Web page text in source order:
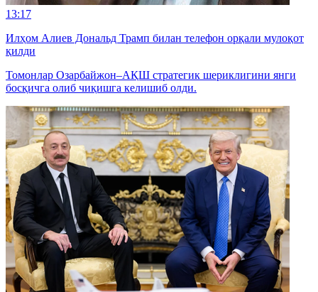
13:17
Илҳом Алиев Дональд Трамп билан телефон орқали мулоқот
қилди
Томонлар Озарбайжон–АҚШ стратегик шериклигини янги
босқичга олиб чиқишга келишиб олди.